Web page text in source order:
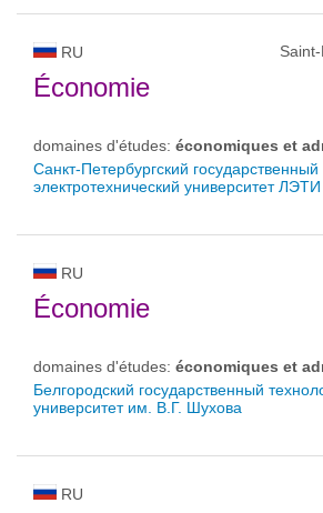
RU
Économie
domaines d'études: économiques et
Санкт-Петербургский государственный
электротехнический университет
RU
Économie
domaines d'études: économiques et
Белгородский государственный
университет им. В.Г. Шухова
RU